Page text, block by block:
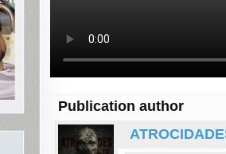
Publication author